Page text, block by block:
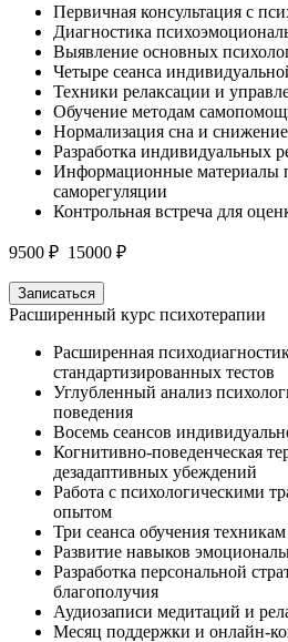
Первичная консультация с
Диагностика
Выявление основных
Четыре сеанса
Техники релаксации и
Обучение методам
Нормализация сна и
Разработка индивидуальных
Информационные материалы
саморегуляции
Контрольная встреча для
9500 ₽ 15000 ₽
Записаться
Расширенный курс психотерапии
Расширенная
стандартизированных тестов
Углубленный анализ
поведения
Восемь сеансов
Когнитивно-поведенческая
дезадаптивных убеждений
Работа с психологическими
опытом
Три сеанса обучения
Развитие навыков
Разработка персональной
благополучия
Аудиозаписи медитаций и
Месяц поддержки и онлайн-